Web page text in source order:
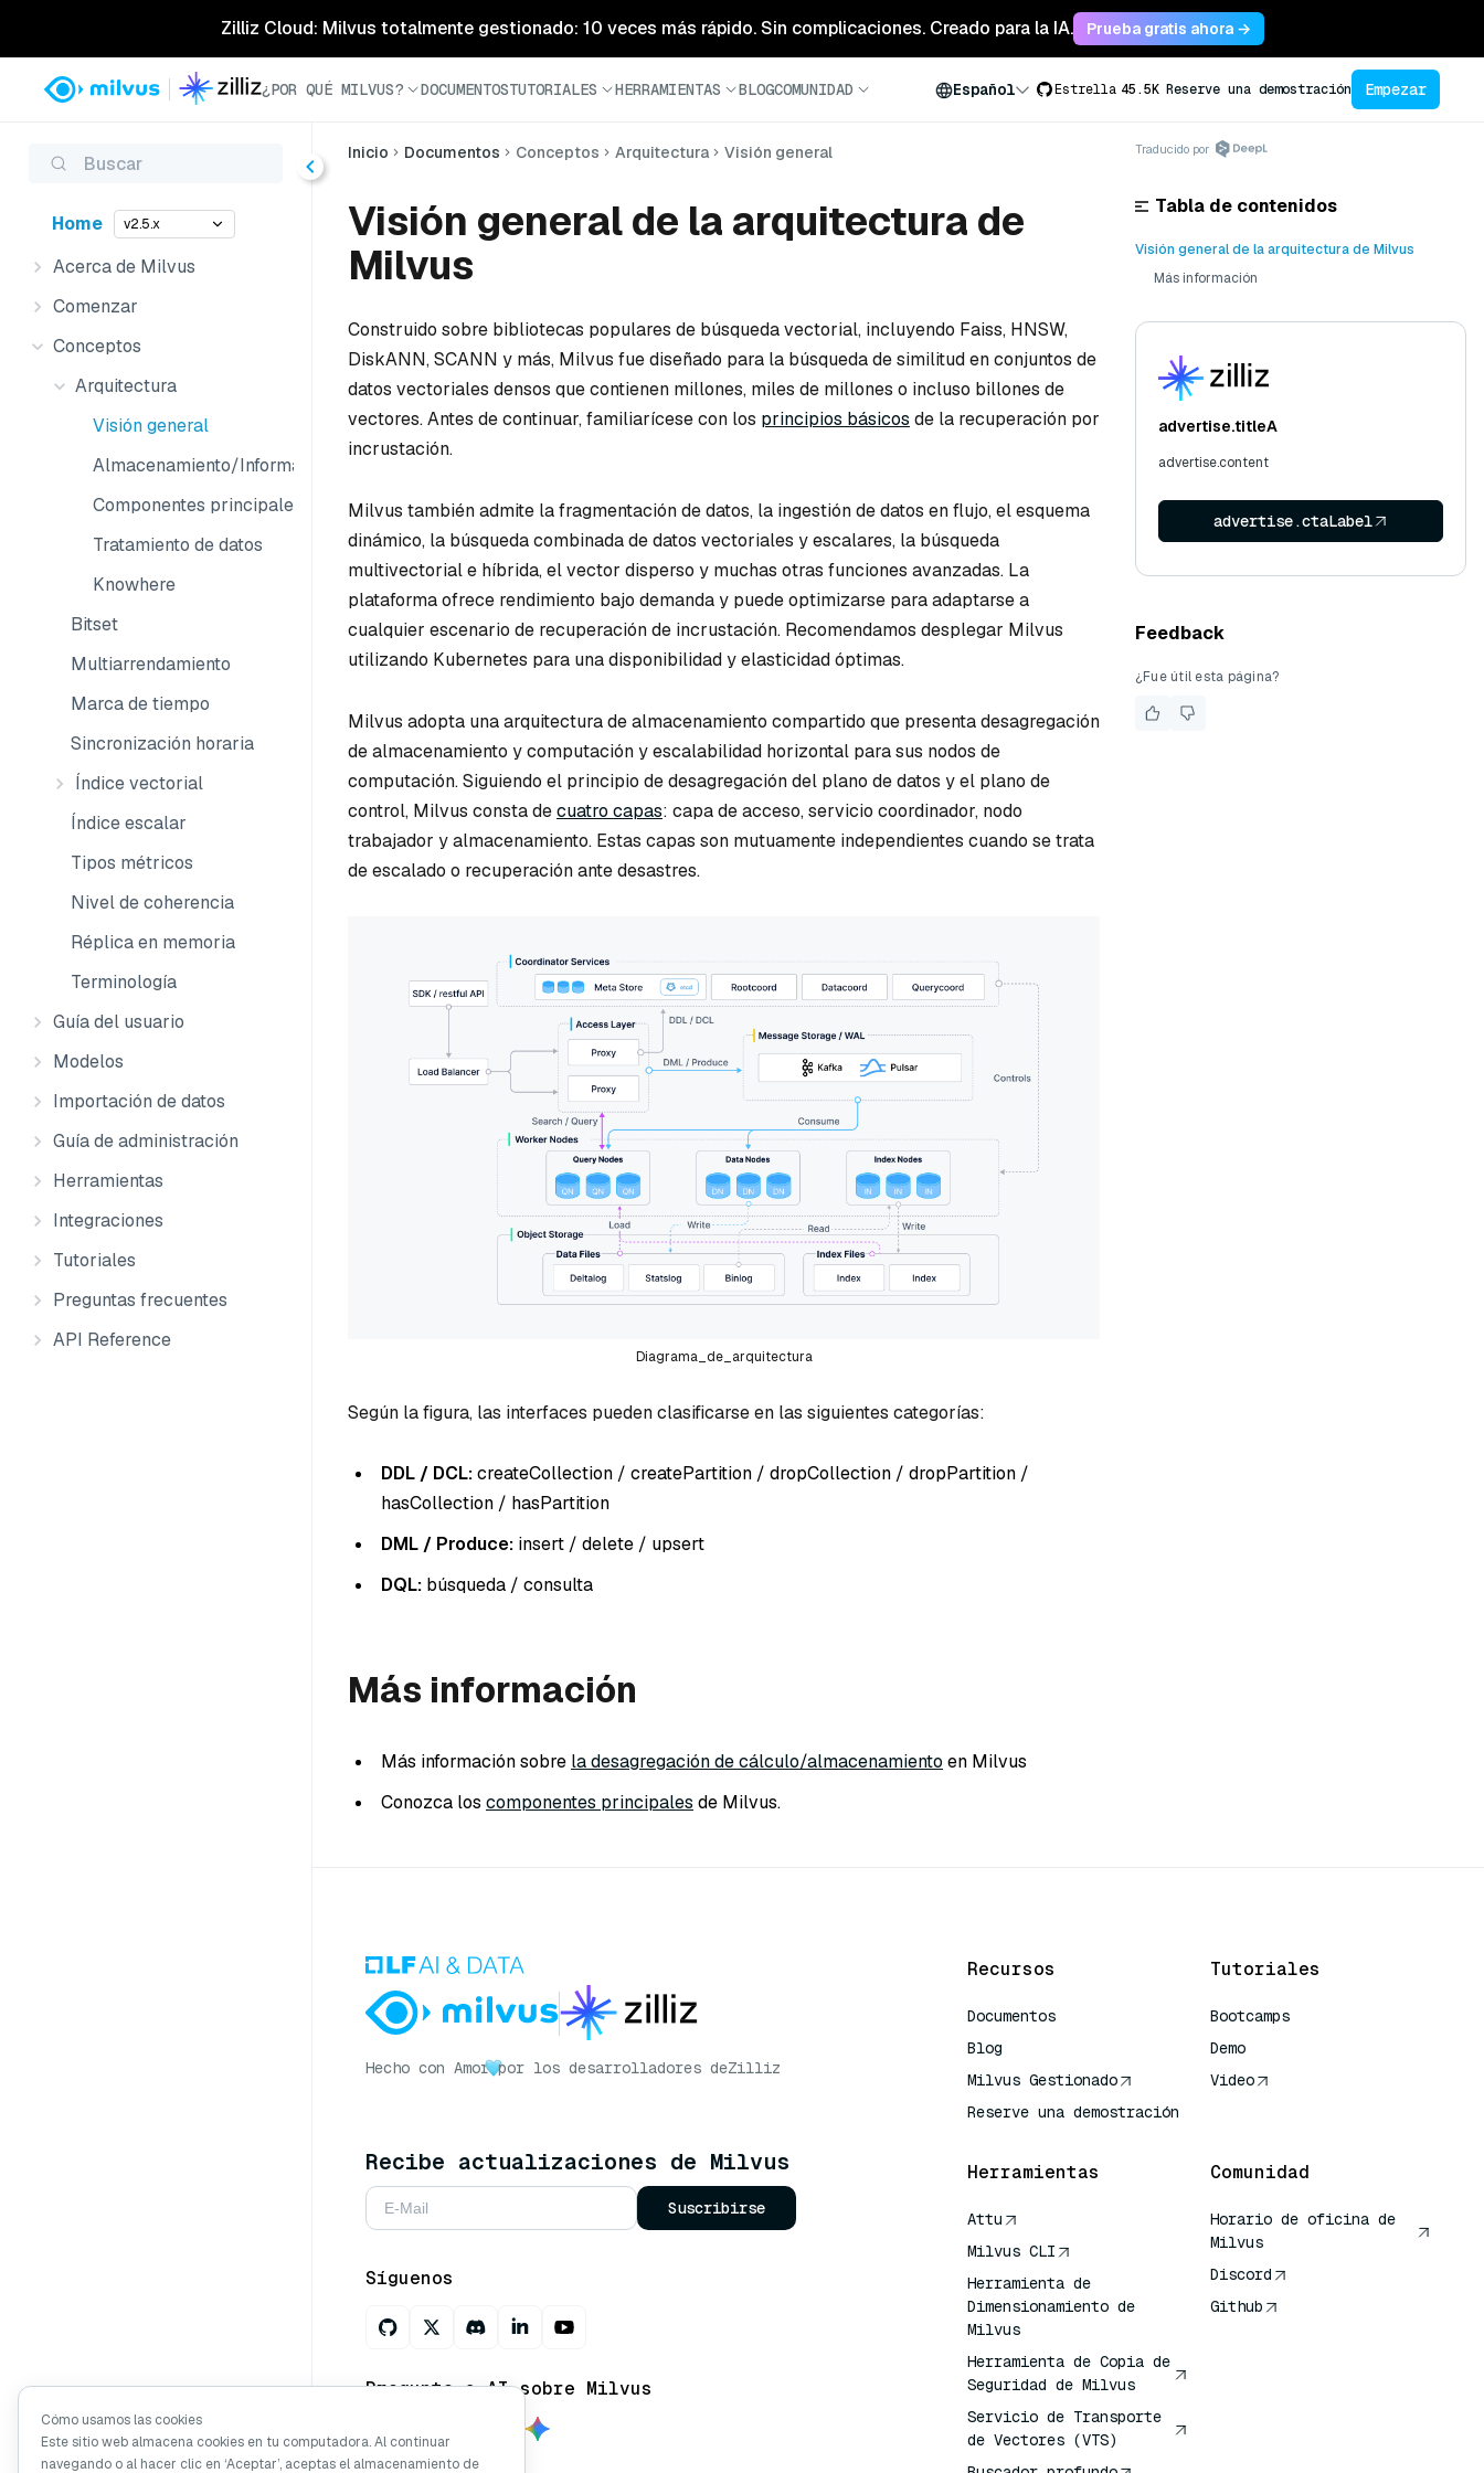
Zilliz Cloud: Milvus totalmente gestionado: 10 veces más rápido. Sin complicaciones. Creado para la IA. Prueba gratis ahora →
¿POR QUÉ MILVUS? DOCUMENTOSTUTORIALES HERRAMIENTAS BLOGCOMUNIDAD Español Estrella 45.5K Reserve una demostración Empezar
Buscar
Home v2.5.x
Acerca de Milvus
Comenzar
Conceptos
Arquitectura
Visión general
Almacenamiento/Informática
Componentes principales
Tratamiento de datos
Knowhere
Bitset
Multiarrendamiento
Marca de tiempo
Sincronización horaria
Índice vectorial
Índice escalar
Tipos métricos
Nivel de coherencia
Réplica en memoria
Terminología
Guía del usuario
Modelos
Importación de datos
Guía de administración
Herramientas
Integraciones
Tutoriales
Preguntas frecuentes
API Reference
Inicio Documentos Conceptos Arquitectura Visión general
Visión general de la arquitectura de
Milvus
Construido sobre bibliotecas populares de búsqueda vectorial, incluyendo Faiss, HNSW,
DiskANN, SCANN y más, Milvus fue diseñado para la búsqueda de similitud en conjuntos de
datos vectoriales densos que contienen millones, miles de millones o incluso billones de
vectores. Antes de continuar, familiarícese con los principios básicos de la recuperación por
incrustación.
Milvus también admite la fragmentación de datos, la ingestión de datos en flujo, el esquema
dinámico, la búsqueda combinada de datos vectoriales y escalares, la búsqueda
multivectorial e híbrida, el vector disperso y muchas otras funciones avanzadas. La
plataforma ofrece rendimiento bajo demanda y puede optimizarse para adaptarse a
cualquier escenario de recuperación de incrustación. Recomendamos desplegar Milvus
utilizando Kubernetes para una disponibilidad y elasticidad óptimas.
Milvus adopta una arquitectura de almacenamiento compartido que presenta desagregación
de almacenamiento y computación y escalabilidad horizontal para sus nodos de
computación. Siguiendo el principio de desagregación del plano de datos y el plano de
control, Milvus consta decuatro capas: capa de acceso, servicio coordinador, nodo
trabajador y almacenamiento. Estas capas son mutuamente independientes cuando se trata
de escalado o recuperación ante desastres.
Diagrama_de_arquitectura
Según la figura, las interfaces pueden clasificarse en las siguientes categorías:
DDL / DCL:createCollection / createPartition / dropCollection / dropPartition /
hasCollection / hasPartition
DML / Produce: insert / delete / upsert
DQL: búsqueda / consulta
Más información
Más información sobre la desagregación de cálculo/almacenamiento en Milvus
Conozca los componentes principales de Milvus.
Traducido por
Tabla de contenidos
Visión general de la arquitectura de Milvus
Más información
advertise.titleA
advertise.content
advertise.ctaLabel
Feedback
¿Fue útil esta página?
Hecho con Amor por los desarrolladores deZilliz
Recibe actualizaciones de Milvus
Suscribirse
Síguenos
Pregunte a AI sobre Milvus
Recursos
Documentos
Blog
Milvus Gestionado
Reserve una demostración
Tutoriales
Bootcamps
Demo
Video
Herramientas
Attu
Milvus CLI
Herramienta de
Dimensionamiento de
Milvus
Herramienta de Copia de
Seguridad de Milvus
Servicio de Transporte
de Vectores (VTS)
Comunidad
Horario de oficina de
Milvus
Discord
Github
Cómo usamos las cookies
Este sitio web almacena cookies en tu computadora. Al continuar
navegando o al hacer clic en ‘Aceptar’, aceptas el almacenamiento de